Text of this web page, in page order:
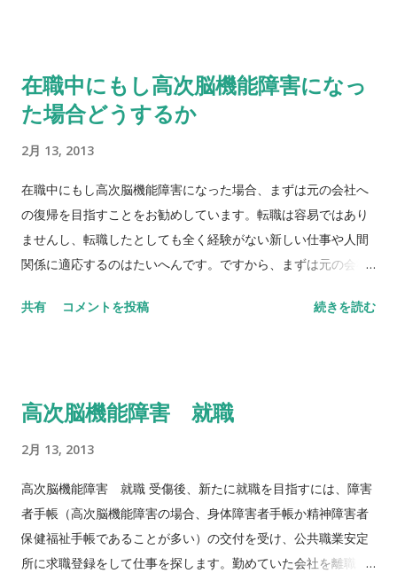
場と、健忘の単なる派生的結果ではなく、それ自体独自の精神
症状とみる立場とがあります。 そして以上の二つのそれぞれに
理解しようとする立場が生まれます。 すなわち、健忘を主とす
る健忘症候群（狭義）と、時間的見当識や作話を強く示すコル
サコフ症候群とです。
在職中にもし高次脳機能障害になっ
た場合どうするか
2月 13, 2013
在職中にもし高次脳機能障害になった場合、まずは元の会社へ
の復帰を目指すことをお勧めしています。転職は容易ではあり
ませんし、転職したとしても全く経験がない新しい仕事や人間
関係に適応するのはたいへんです。ですから、まずは元の会社
共有 コメントを投稿 続きを読む
高次脳機能障害 就職
2月 13, 2013
高次脳機能障害 就職 受傷後、新たに就職を目指すには、障害
者手帳（高次脳機能障害の場合、身体障害者手帳か精神障害者
保健福祉手帳であることが多い）の交付を受け、公共職業安定
所に求職登録をして仕事を探します。勤めていた会社を離職し